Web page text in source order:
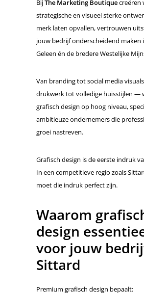
BijThe Marketing Boutiquecreëren
strategische en visueel sterke
merk laten opvallen, vertrouwen
jouw bedrijf onderscheidend maken
Geleen én de bredere Westelijke
Van branding tot social media
drukwerk tot volledige huisstijlen —
grafisch design op hoog niveau,
ambitieuze ondernemers die
groei nastreven.
Grafisch design is de eerste indruk
In een competitieve regio zoals
moet die indruk perfect zijn.
Waarom
design
voor jouw
Sittard
Premium grafisch design bepaalt: